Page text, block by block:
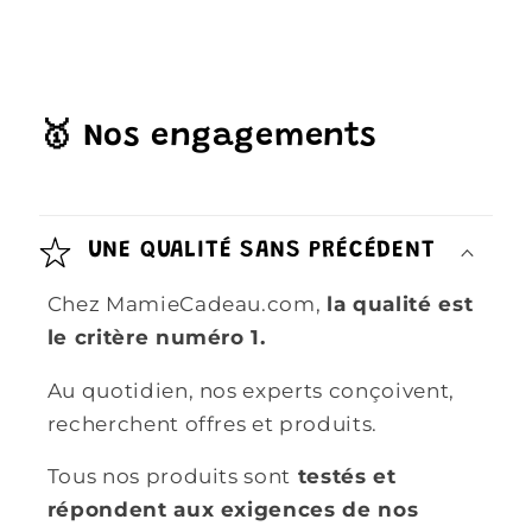
🥇 Nos engagements
UNE QUALITÉ SANS PRÉCÉDENT
Chez MamieCadeau.com, la qualité est
le critère numéro 1.
Au quotidien, nos experts conçoivent,
recherchent offres et produits.
Tous nos produits sont testés et
répondent aux exigences de nos